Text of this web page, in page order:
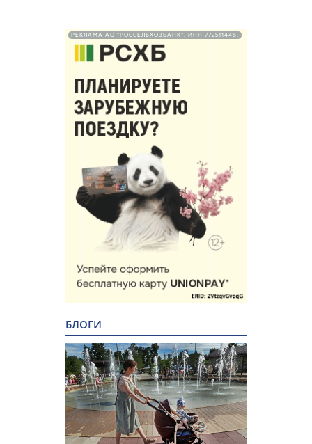
РЕКЛАМА АО "РОССЕЛЬХОЗБАНК". ИНН 772511448.
БЛОГИ